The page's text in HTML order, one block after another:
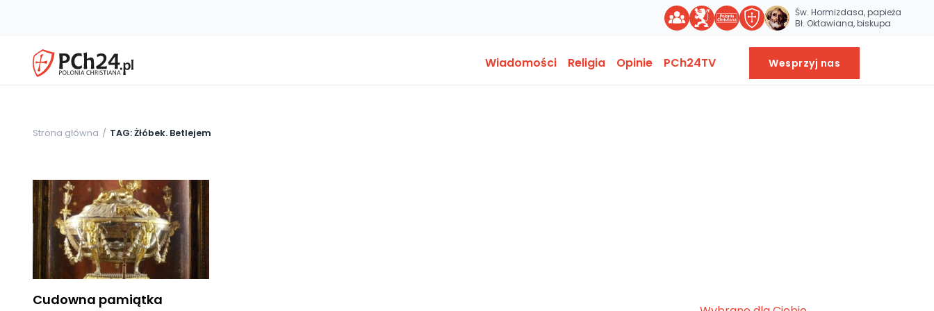
Św. Hormizdasa, papieża
Bł. Oktawiana, biskupa
Wiadomości Religia Opinie PCh24TV Wesprzyj nas
Strona główna TAG: Żłóbek. Betlejem
Cudowna pamiątka